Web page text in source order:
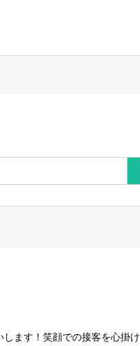
ます！笑顔での接客を心掛け